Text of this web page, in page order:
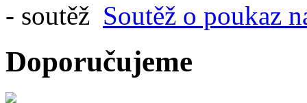
Soutěž o poukaz
Doporučujeme